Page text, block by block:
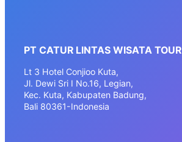
PT CATUR LINTAS WISATA TOUR
Lt 3 Hotel Conjioo Kuta,
Jl. Dewi Sri I No.16, Legian,
Kec. Kuta, Kabupaten Badung,
Bali 80361-Indonesia